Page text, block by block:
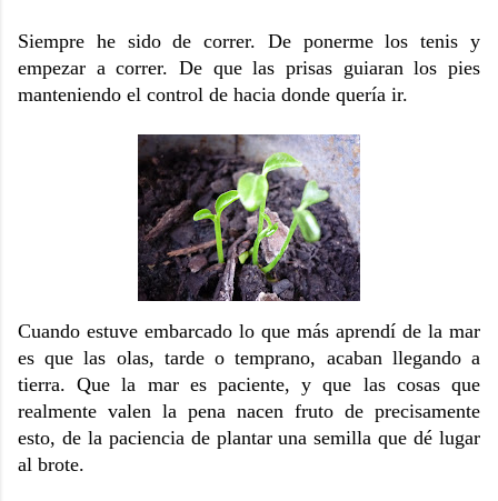
Siempre he sido de correr. De ponerme los tenis y
empezar a correr. De que las prisas guiaran los pies
manteniendo el control de hacia donde quería ir.
Cuando estuve embarcado lo que más aprendí de la mar
es que las olas, tarde o temprano, acaban llegando a
tierra. Que la mar es paciente, y que las cosas que
realmente valen la pena nacen fruto de precisamente
esto, de la paciencia de plantar una semilla que dé lugar
al brote.